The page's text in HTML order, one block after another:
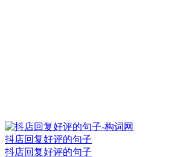
抖店回复好评的句子
抖店回复好评的句子